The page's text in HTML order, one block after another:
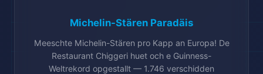
Michelin-Stären Paradäis
Meeschte Michelin-Stären pro Kapp an Europa! De
Restaurant Chiggeri huet och e Guinness-
Weltrekord opgestallt — 1.746 verschidden